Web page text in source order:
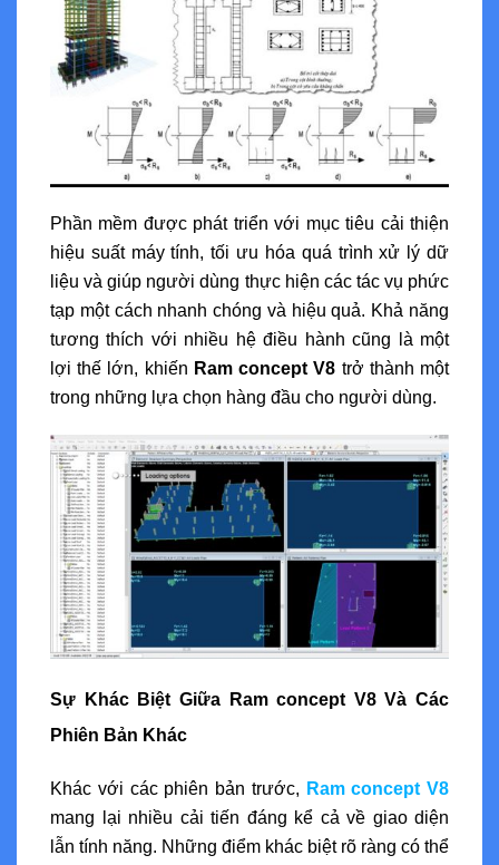
Phần mềm được phát triển với mục tiêu cải thiện
hiệu suất máy tính, tối ưu hóa quá trình xử lý dữ
liệu và giúp người dùng thực hiện các tác vụ phức
tạp một cách nhanh chóng và hiệu quả. Khả năng
tương thích với nhiều hệ điều hành cũng là một
lợi thế lớn, khiến Ram concept V8 trở thành một
trong những lựa chọn hàng đầu cho người dùng.
Sự Khác Biệt Giữa Ram concept V8 Và Các
Phiên Bản Khác
Khác với các phiên bản trước, Ram concept V8
mang lại nhiều cải tiến đáng kể cả về giao diện
lẫn tính năng. Những điểm khác biệt rõ ràng có thể